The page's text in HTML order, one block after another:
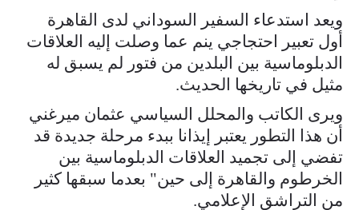
ويعد استدعاء السفير السوداني لدى القاهرة
أول تعبير احتجاجي ينم عما وصلت إليه العلاقات
الدبلوماسية بين البلدين من فتور لم يسبق له
مثيل في تاريخها الحديث.
ويرى الكاتب والمحلل السياسي عثمان ميرغني
أن هذا التطور يعتبر إيذانا ببدء مرحلة جديدة قد
تفضي إلى تجميد العلاقات الدبلوماسية بين
الخرطوم والقاهرة إلى حين" بعدما سبقها كثير
من التراشق الإعلامي.